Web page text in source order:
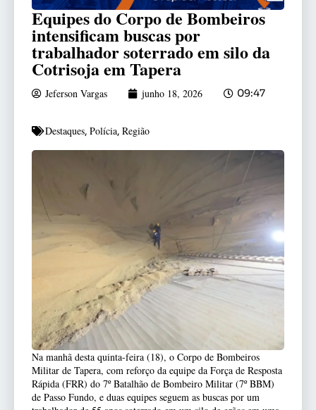
Equipes do Corpo de Bombeiros
intensificam buscas por
trabalhador soterrado em silo da
Cotrisoja em Tapera
Jeferson Vargas junho 18, 2026 09:47
Destaques, Polícia, Região
Na manhã desta quinta-feira (18), o Corpo de Bombeiros
Militar de Tapera, com reforço da equipe da Força de Resposta
Rápida (FRR) do 7º Batalhão de Bombeiro Militar (7º BBM)
de Passo Fundo, e duas equipes seguem as buscas por um